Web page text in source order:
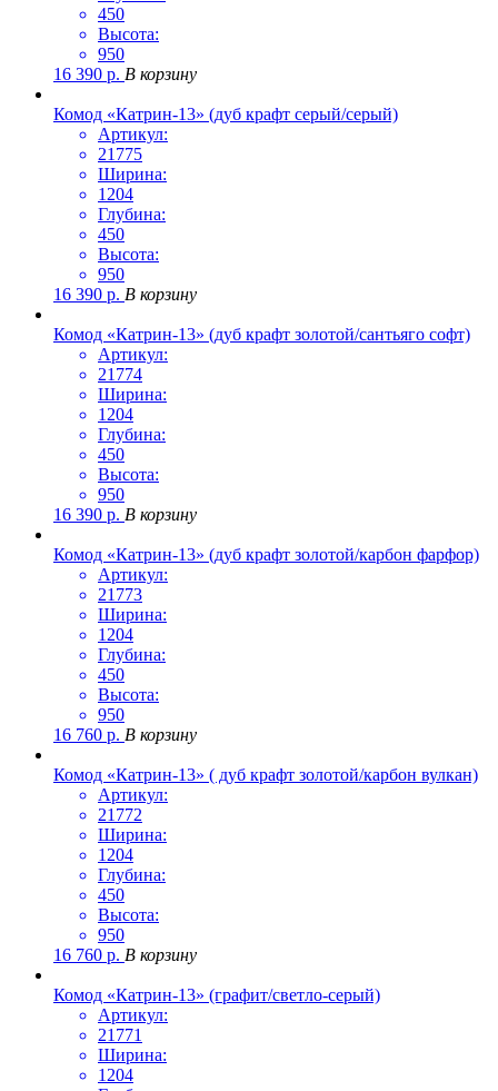
450
Высота:
950
16 390 р. В корзину
Комод «Катрин-13» (дуб крафт серый/серый)
Артикул:
21775
Ширина:
1204
Глубина:
450
Высота:
950
16 390 р. В корзину
Комод «Катрин-13» (дуб крафт золотой/сантьяго софт)
Артикул:
21774
Ширина:
1204
Глубина:
450
Высота:
950
16 390 р. В корзину
Комод «Катрин-13» (дуб крафт золотой/карбон фарфор)
Артикул:
21773
Ширина:
1204
Глубина:
450
Высота:
950
16 760 р. В корзину
Комод «Катрин-13» ( дуб крафт золотой/карбон вулкан)
Артикул:
21772
Ширина:
1204
Глубина:
450
Высота:
950
16 760 р. В корзину
Комод «Катрин-13» (графит/светло-серый)
Артикул:
21771
Ширина:
1204